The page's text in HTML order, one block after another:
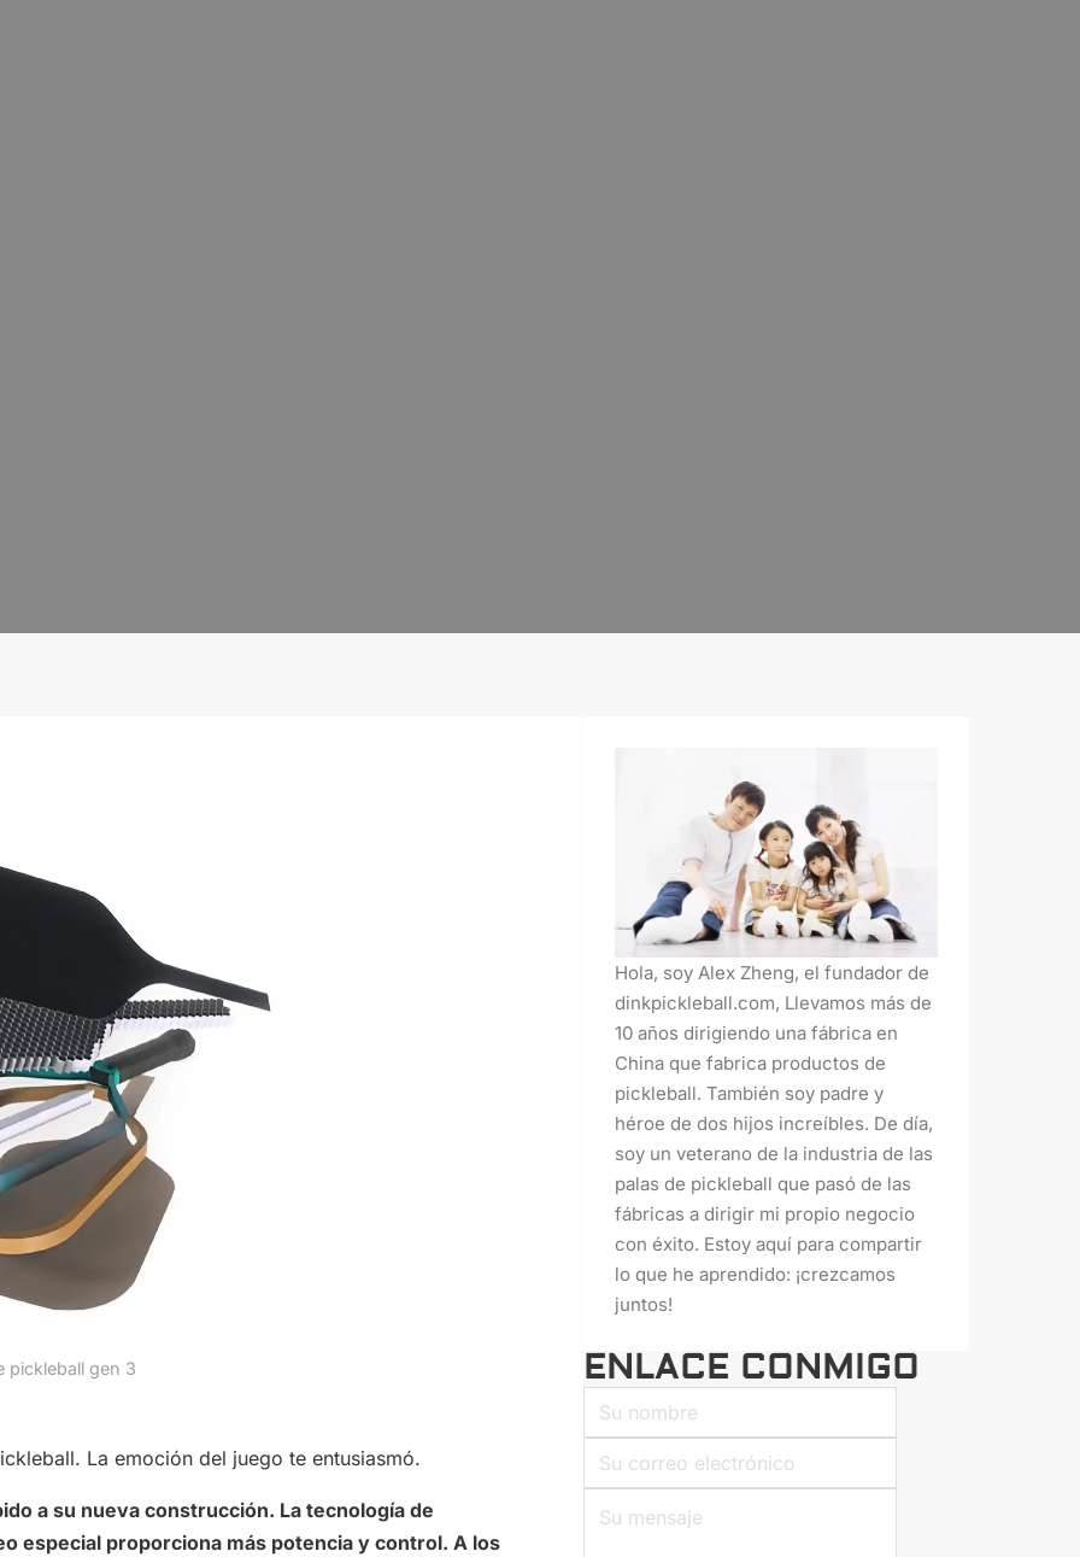
pickleball gen 3
La emoción del juego te entusiasmó.
a su nueva construcción. La tecnología de
especial proporciona más potencia y control. A los
Hola, soy Alex Zheng, el fundador de
dinkpickleball.com, Llevamos más de
10 años dirigiendo una fábrica en
China que fabrica productos de
pickleball. También soy padre y
héroe de dos hijos increíbles. De día,
soy un veterano de la industria de las
palas de pickleball que pasó de las
fábricas a dirigir mi propio negocio
con éxito. Estoy aquí para compartir
lo que he aprendido: ¡crezcamos
juntos!
ENLACE CONMIGO